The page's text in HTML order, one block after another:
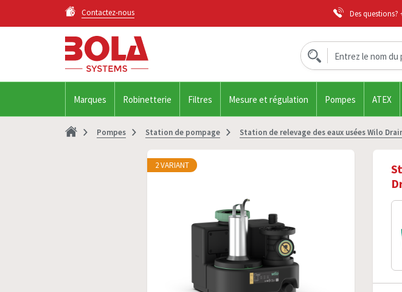
Contactez-nous Des questions?
Marques Robinetterie Filtres Mesure et régulation Pompes ATEX
Pompes Station de pompage Station de relevage des eaux usées Wilo
2 VARIANT